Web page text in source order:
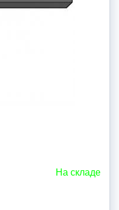
На складе